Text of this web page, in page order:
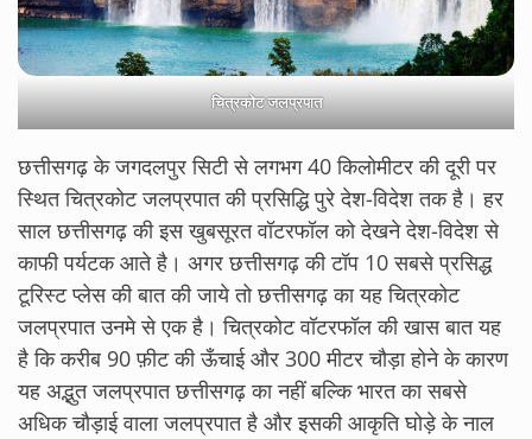
चित्रकोट जलप्रपात
छत्तीसगढ़ के जगदलपुर सिटी से लगभग 40 किलोमीटर की दूरी पर
स्थित चित्रकोट जलप्रपात की प्रसिद्धि पुरे देश-विदेश तक है। हर
साल छत्तीसगढ़ की इस खुबसूरत वॉटरफॉल को देखने देश-विदेश से
काफी पर्यटक आते है। अगर छत्तीसगढ़ की टॉप 10 सबसे प्रसिद्ध
टूरिस्ट प्लेस की बात की जाये तो छत्तीसगढ़ का यह चित्रकोट
जलप्रपात उनमे से एक है। चित्रकोट वॉटरफॉल की खास बात यह
है कि करीब 90 फ़ीट की ऊँचाई और 300 मीटर चौड़ा होने के कारण
यह अद्भुत जलप्रपात छत्तीसगढ़ का नहीं बल्कि भारत का सबसे
अधिक चौड़ाई वाला जलप्रपात है और इसकी आकृति घोड़े के नाल